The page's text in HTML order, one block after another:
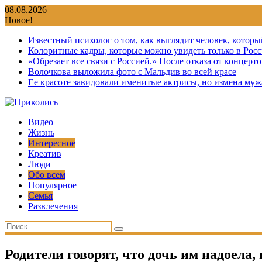
Перейти
к
08.08.2026
Новое!
Известный психолог о том, как выглядит человек,
Колоритные кадры, которые можно увидеть только в
«Обрезает все связи с Россией.» После отказа от
Волочкова выложила фото с Мальдив во всей красе
Ее красоте завидовали именитые актрисы, но измена
Видео
Жизнь
Интересное
Креатив
Люди
Обо всем
Популярное
Семья
Развлечения
Родители говорят, что дочь им